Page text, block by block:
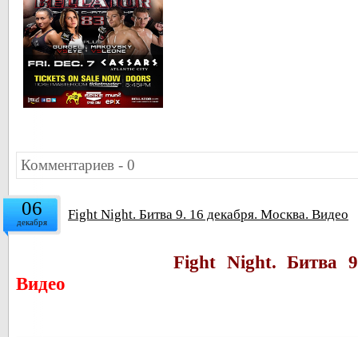
Комментариев - 0
06
декабря Fight Night. Битва 9. 16 декабря. Москва. Видео
Fight Night. Битва
Видео